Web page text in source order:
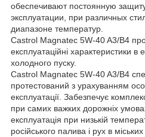
обеспечивают постоянную
эксплуатации, при различных
диапазоне температур.
Castrol Magnatec 5W-40 A3/B4
експлуатаційні характеристики
холодного пуску.
Castrol Magnatec 5W-40 A3/B4
протестований з урахуванням
експлуатації. Забезпечує
при самих важких дорожніх
експлуатація при низькій
російського палива і рух в